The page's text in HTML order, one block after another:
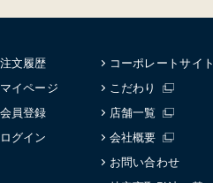
注文履歴
マイページ
会員登録
ログイン
コーポレートサイト
こだわり
店舗一覧
会社概要
お問い合わせ